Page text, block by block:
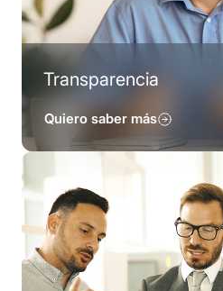
Transparencia
Quiero saber más